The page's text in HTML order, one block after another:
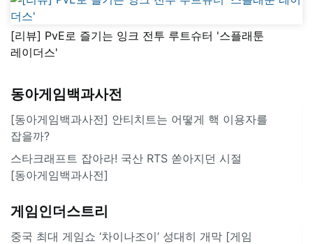
[리뷰] PvE로 즐기는 잉크 전투 루트슈터 '스플래툰
레이더스'
동아게임백과사전
[동아게임백과사전] 안티치트는 어떻게 핵 이용자를
잡을까?
스타크래프트 잡아라! 국산 RTS 쏟아지던 시절
[동아게임백과사전]
게임인더스트리
중국 최대 게임쇼 ‘차이나조이’ 성대히 개막 [게임